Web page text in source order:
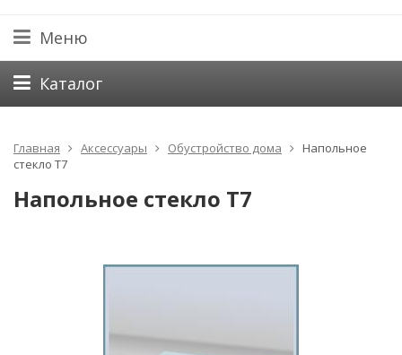
Меню
Каталог
Главная Аксессуары Обустройство дома
Напольное
стекло Т7
Напольное стекло Т7